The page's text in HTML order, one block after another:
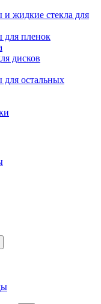
и жидкие стекла для
для пленок
дисков
для остальных